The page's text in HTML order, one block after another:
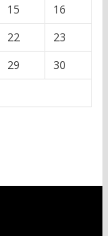
15
16
22
23
29
30